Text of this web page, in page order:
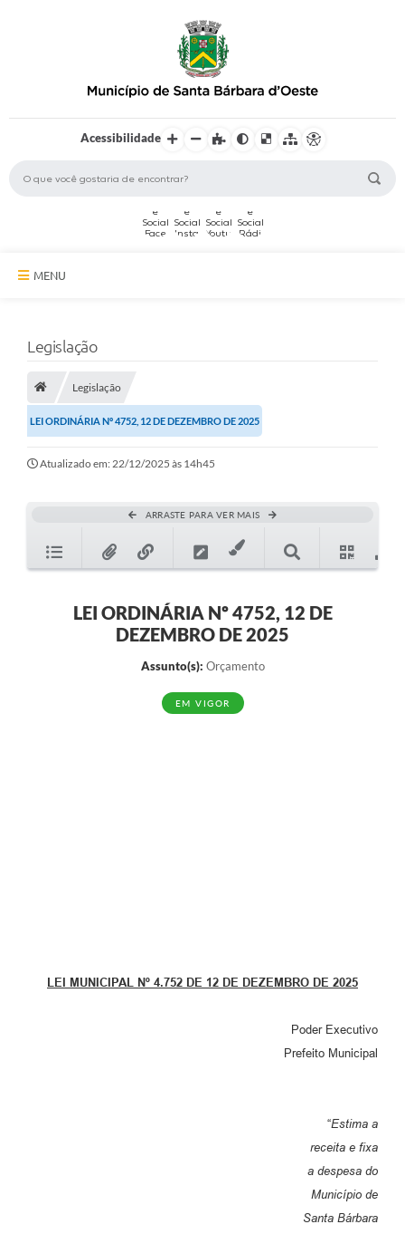
Acessibilidade
MENU
Secretarias
Serviços Online
Ouvidoria
Transparência
Principal
Legislação
Legislação
LEI ORDINÁRIA Nº 4752, 12 DE DEZEMBRO DE 2025
Atualizado em: 22/12/2025 às 14h45
ARRASTE PARA VER MAIS
LEI ORDINÁRIA Nº 4752, 12 DE
DEZEMBRO DE 2025
Assunto(s): Orçamento
EM VIGOR
LEI MUNICIPAL Nº 4.752 DE 12 DE DEZEMBRO DE 2025
Poder Executivo
Prefeito Municipal
“Estima a
receita e fixa
a despesa do
Município de
Santa Bárbara